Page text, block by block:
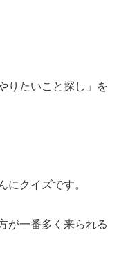
りたいこと探し」を
にクイズです。
が一番多く来られる